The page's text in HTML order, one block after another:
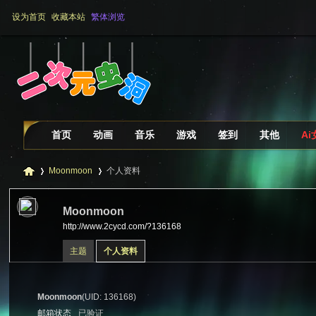
设为首页 收藏本站 繁体浏览
首页 动画 音乐 游戏 签到 其他 Ai
Moonmoon
›
个人资料
Moonmoon
http://www.2cycd.com/?136168
主题 个人资料
Moonmoon(UID: 136168)
邮箱状态
已验证